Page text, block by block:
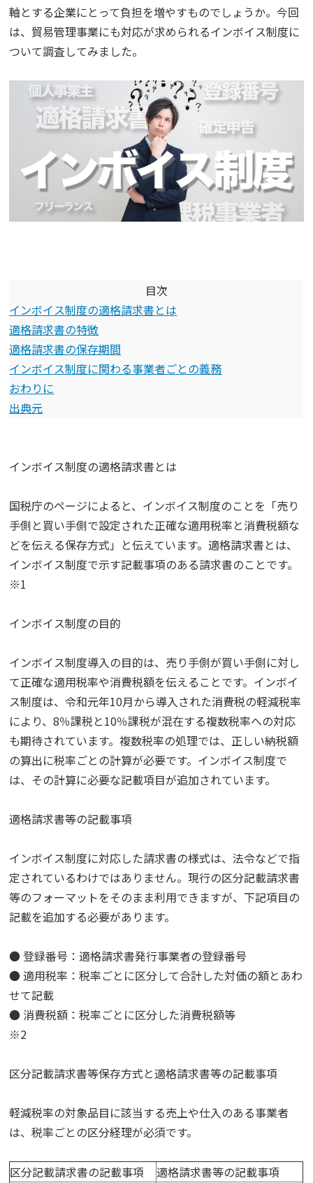
軸とする企業にとって負担を増やすものでしょうか。今回
は、貿易管理事業にも対応が求められるインボイス制度に
ついて調査してみました。
目次
インボイス制度の適格請求書とは
適格請求書の特徴
適格請求書の保存期間
インボイス制度に関わる事業者ごとの義務
おわりに
出典元
インボイス制度の適格請求書とは
国税庁のページによると、インボイス制度のことを「売り
手側と買い手側で設定された正確な適用税率と消費税額な
どを伝える保存方式」と伝えています。適格請求書とは、
インボイス制度で示す記載事項のある請求書のことです。
※1
インボイス制度の目的
インボイス制度導入の目的は、売り手側が買い手側に対し
て正確な適用税率や消費税額を伝えることです。インボイ
ス制度は、令和元年10月から導入された消費税の軽減税率
により、8％課税と10％課税が混在する複数税率への対応
も期待されています。複数税率の処理では、正しい納税額
の算出に税率ごとの計算が必要です。インボイス制度で
は、その計算に必要な記載項目が追加されています。
適格請求書等の記載事項
インボイス制度に対応した請求書の様式は、法令などで指
定されているわけではありません。現行の区分記載請求書
等のフォーマットをそのまま利用できますが、下記項目の
記載を追加する必要があります。
● 登録番号：適格請求書発行事業者の登録番号
● 適用税率：税率ごとに区分して合計した対価の額とあわ
せて記載
● 消費税額：税率ごとに区分した消費税額等
※2
区分記載請求書等保存方式と適格請求書等の記載事項
軽減税率の対象品目に該当する売上や仕入のある事業者
は、税率ごとの区分経理が必須です。
区分記載請求書の記載事項
適格請求書等の記載事項